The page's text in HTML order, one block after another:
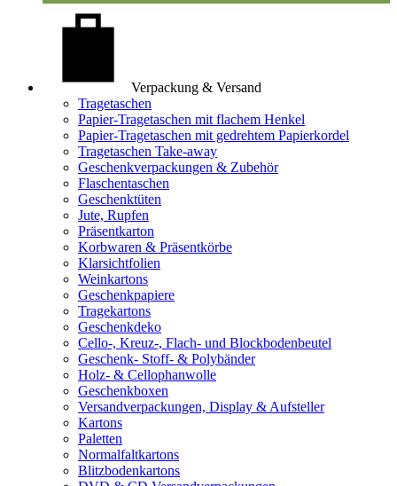
Verpackung & Versand
Tragetaschen
Papier-Tragetaschen mit flachem Henkel
Papier-Tragetaschen mit gedrehtem Papierkordel
Tragetaschen Take-away
Geschenkverpackungen & Zubehör
Flaschentaschen
Geschenktüten
Jute, Rupfen
Präsentkarton
Korbwaren & Präsentkörbe
Klarsichtfolien
Weinkartons
Geschenkpapiere
Tragekartons
Geschenkdeko
Cello-, Kreuz-, Flach- und Blockbodenbeutel
Geschenk- Stoff- & Polybänder
Holz- & Cellophanwolle
Geschenkboxen
Versandverpackungen, Display & Aufsteller
Kartons
Paletten
Normalfaltkartons
Blitzbodenkartons